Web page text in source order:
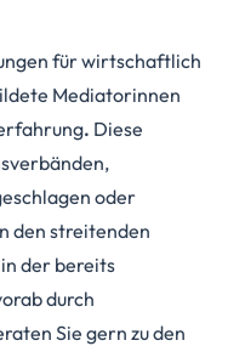
für wirtschaftlich
Mediatorinnen
. Diese
oder
den streitenden
der bereits
durch
Sie gern zu den